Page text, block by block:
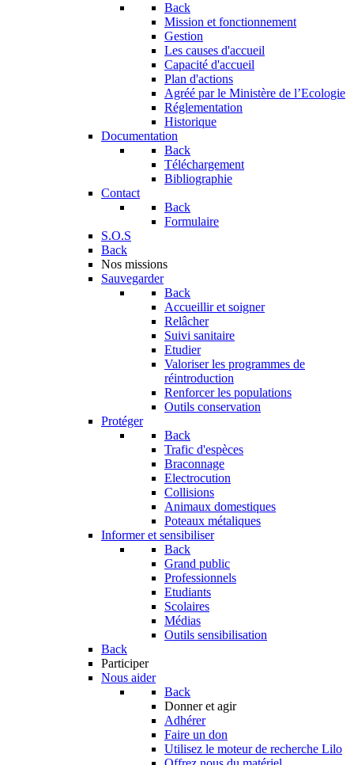
Back
Mission et fonctionnement
Gestion
Les causes d'accueil
Capacité d'accueil
Plan d'actions
Agréé par le Ministère de l’Ecologie
Réglementation
Historique
Documentation
Back
Téléchargement
Bibliographie
Contact
Back
Formulaire
S.O.S
Back
Nos missions
Sauvegarder
Back
Accueillir et soigner
Relâcher
Suivi sanitaire
Etudier
Valoriser les programmes de
réintroduction
Renforcer les populations
Outils conservation
Protéger
Back
Trafic d'espèces
Braconnage
Electrocution
Collisions
Animaux domestiques
Poteaux métaliques
Informer et sensibiliser
Back
Grand public
Professionnels
Etudiants
Scolaires
Médias
Outils sensibilisation
Back
Participer
Nous aider
Back
Donner et agir
Adhérer
Faire un don
Utilisez le moteur de recherche Lilo